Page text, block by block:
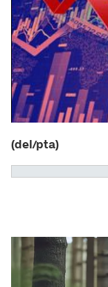
(del/pta)